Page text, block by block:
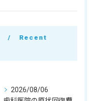
Recent
2026/08/06